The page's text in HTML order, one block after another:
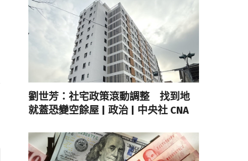
劉世芳：社宅政策滾動調整 找到地
就蓋恐變空餘屋 | 政治 | 中央社 CNA